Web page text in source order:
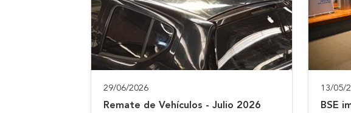
29/06/2026
Remate de Vehículos - Julio 2026
13/05/
BSE